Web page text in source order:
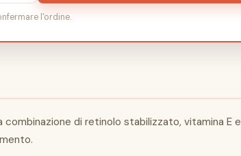
l'ordine.
di retinolo stabilizzato, vitamina E